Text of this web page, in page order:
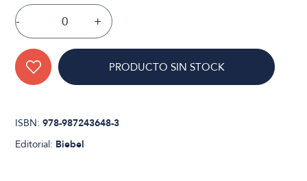
- +
PRODUCTO SIN STOCK
ISBN:978-987243648-3
Editorial: Biebel